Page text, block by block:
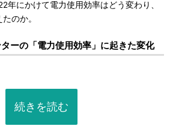
年にかけて電力使用効率はどう変わり、
のか。
ーの「電力使用効率」に起きた変化
続きを読む